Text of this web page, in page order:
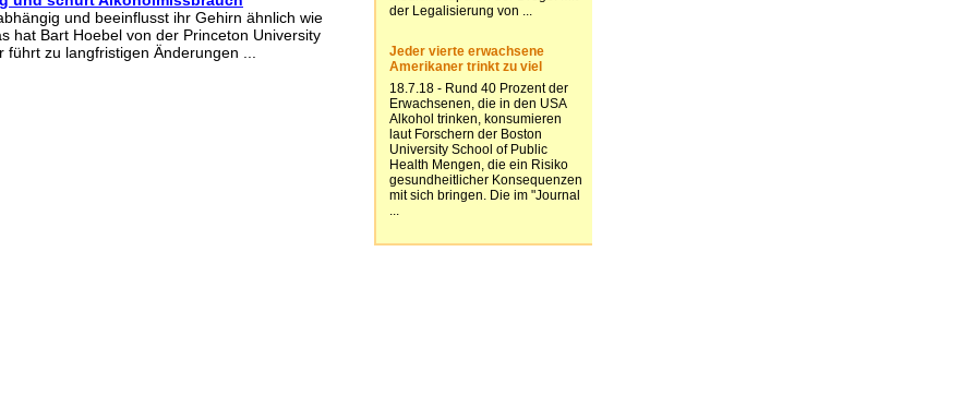
und beeinflusst ihr Gehirn ähnlich wie
hat Bart Hoebel von der Princeton University
zu langfristigen Änderungen ...